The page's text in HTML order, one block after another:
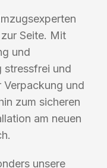
Seite. Mit
und
stressfrei und
Verpackung und
zum sicheren
am neuen
unsere